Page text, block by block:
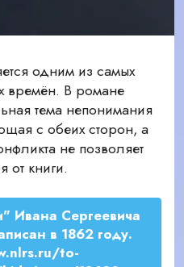
одним из самых
времён. В романе
тема непонимания
с обеих сторон, а
не позволяет
от книги.
Ивана Сергеевича
в 1862 году.
to-